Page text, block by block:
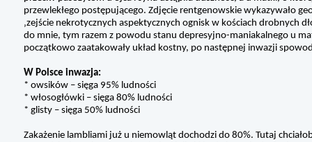
przewlekłego postępującego. Zdjęcie rentgenowskie wykazywało
‚zejście nekrotycznych aspektycznych ognisk w kościach drobnych
do mnie, tym razem z powodu stanu depresyjno-maniakalnego u
początkowo zaatakowały układ kostny, po następnej inwazji
W Polsce inwazja:
* owsików – sięga 95% ludności
* włosogłówki – sięga 80% ludności
* glisty – sięga 50% ludności
Zakażenie lambliami już u niemowląt dochodzi do 80%. Tutaj